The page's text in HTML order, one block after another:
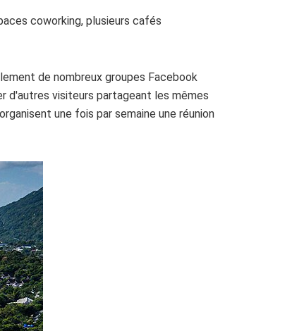
coworking, plusieurs cafés
de nombreux groupes Facebook
d'autres visiteurs partageant les mêmes
une fois par semaine une réunion